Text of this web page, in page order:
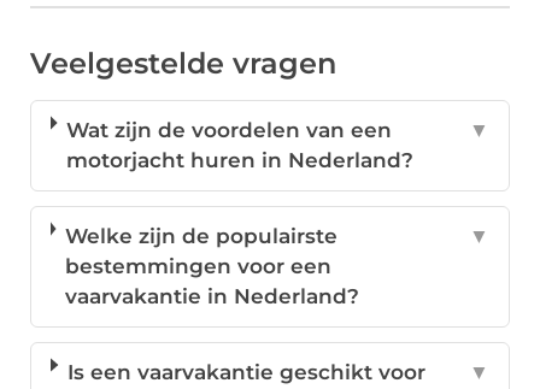
Veelgestelde vragen
Wat zijn de voordelen van een
motorjacht huren in Nederland?
▼
Welke zijn de populairste
bestemmingen voor een
vaarvakantie in Nederland?
▼
Is een vaarvakantie geschikt voor
▼